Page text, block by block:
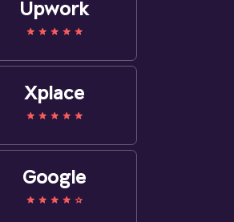
Upwork
Xplace
Google